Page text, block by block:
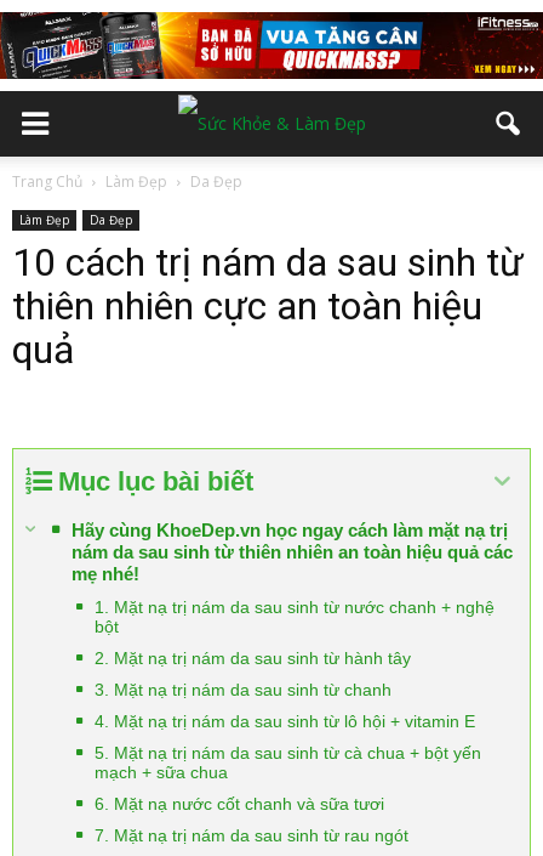
Trang Chủ Làm Đẹp Da Đẹp
Làm Đẹp Da Đẹp
10 cách trị nám da sau sinh từ
thiên nhiên cực an toàn hiệu
quả
Mục lục bài biết
Hãy cùng KhoeDep.vn học ngay cách làm mặt nạ trị
nám da sau sinh từ thiên nhiên an toàn hiệu quả các
mẹ nhé!
1. Mặt nạ trị nám da sau sinh từ nước chanh + nghệ
bột
2. Mặt nạ trị nám da sau sinh từ hành tây
3. Mặt nạ trị nám da sau sinh từ chanh
4. Mặt nạ trị nám da sau sinh từ lô hội + vitamin E
5. Mặt nạ trị nám da sau sinh từ cà chua + bột yến
mạch + sữa chua
6. Mặt nạ nước cốt chanh và sữa tươi
7. Mặt nạ trị nám da sau sinh từ rau ngót